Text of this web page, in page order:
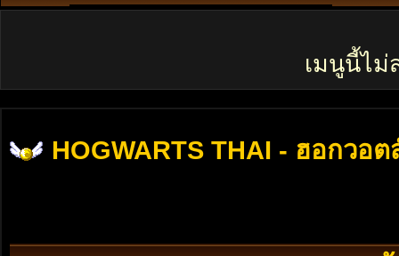
เมนูนี้ไม่
HOGWARTS THAI - ฮอกวอต